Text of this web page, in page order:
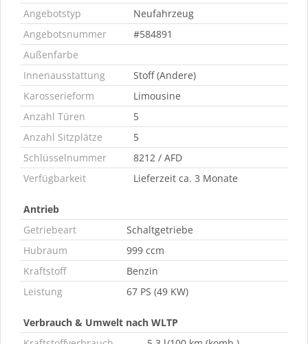
Angebotstyp
Neufahrzeug
Angebotsnummer
#584891
Außenfarbe
Innenausstattung
Stoff (Andere)
Karosserieform
Limousine
Anzahl Türen
5
Anzahl Sitzplätze
5
Schlüsselnummer
8212 / AFD
Verfügbarkeit
Lieferzeit ca. 3 Monate
Antrieb
Getriebeart
Schaltgetriebe
Hubraum
999 ccm
Kraftstoff
Benzin
Leistung
67 PS (49 KW)
Verbrauch & Umwelt nach WLTP